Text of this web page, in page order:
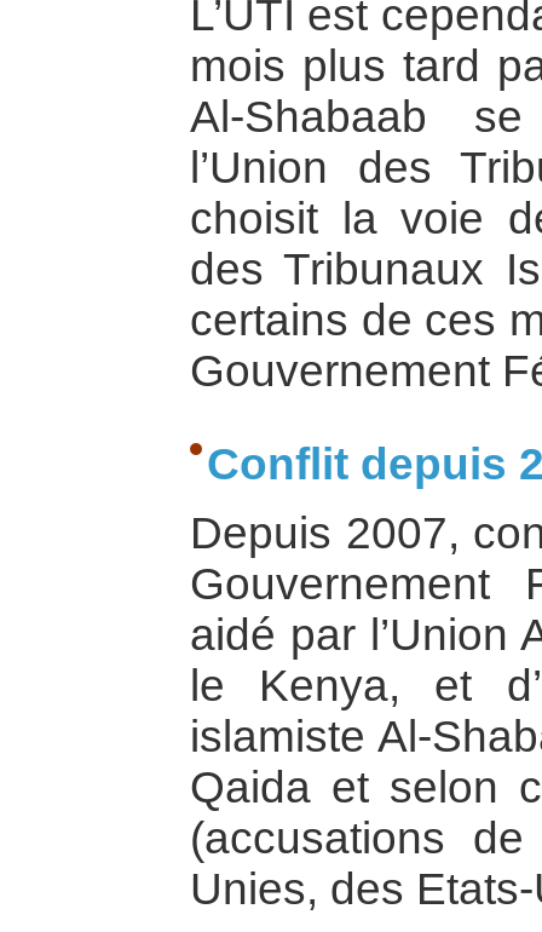
L’UTI est
mois plus tard
Al-Shabaab
l’Union des
choisit la voie
des Tribunaux
certains de ces
Gouvernement
Conflit depuis
Depuis 2007,
Gouvernement
aidé par l’Union
le Kenya, et
islamiste Al-
Qaida et selon
(accusations
Unies, des